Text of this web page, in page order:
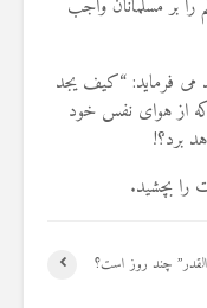
بر مسلمانان واجب
فرماید: “کیف یجد
از هوای نفس خود
برد؟!
را بچشید.
القدر” چند روز است؟